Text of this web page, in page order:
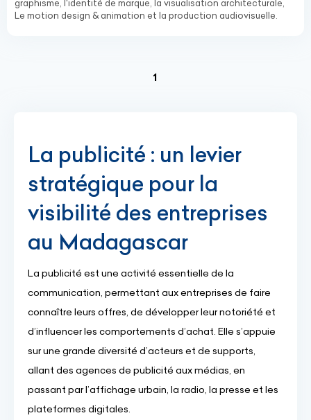
graphisme, l'identité de marque, la visualisation architecturale,
Le motion design & animation et la production audiovisuelle.
1
La publicité : un levier
stratégique pour la
visibilité des entreprises
au Madagascar
La publicité est une activité essentielle de la
communication, permettant aux entreprises de faire
connaître leurs offres, de développer leur notoriété et
d’influencer les comportements d’achat. Elle s’appuie
sur une grande diversité d’acteurs et de supports,
allant des agences de publicité aux médias, en
passant par l’affichage urbain, la radio, la presse et les
plateformes digitales.